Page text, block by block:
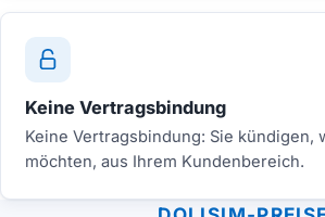
Keine Vertragsbindung
Keine Vertragsbindung: Sie kündigen,
möchten, aus Ihrem Kundenbereich.